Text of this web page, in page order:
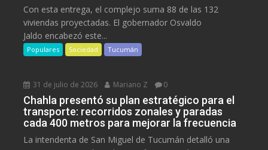
Con esta entrega, el complejo suma 88 de las 132
viviendas proyectadas. El gobernador Osvaldo
Jaldo encabezó este...
Populares Sociedad Tucumán
31 de julio de 2026 Mariano Z 0
Chahla presentó su plan estratégico para el
transporte: recorridos zonales y paradas
cada 400 metros para mejorar la frecuencia
La intendenta de San Miguel de Tucumán detalló una